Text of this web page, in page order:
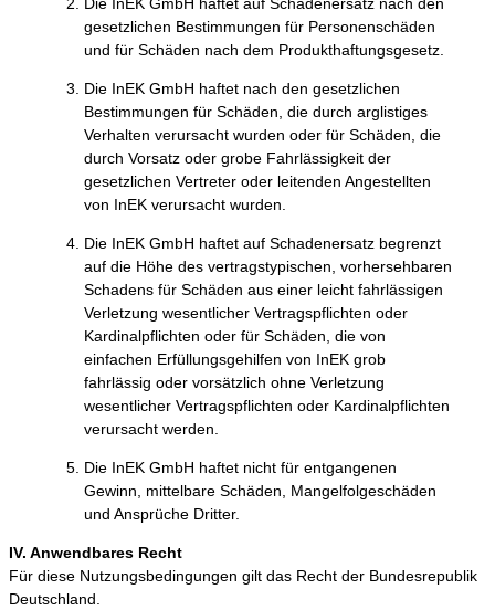
Die InEK GmbH haftet auf Schadenersatz nach den
gesetzlichen Bestimmungen für Personenschäden
und für Schäden nach dem Produkthaftungsgesetz.
Die InEK GmbH haftet nach den gesetzlichen
Bestimmungen für Schäden, die durch arglistiges
Verhalten verursacht wurden oder für Schäden, die
durch Vorsatz oder grobe Fahrlässigkeit der
gesetzlichen Vertreter oder leitenden Angestellten
von InEK verursacht wurden.
Die InEK GmbH haftet auf Schadenersatz begrenzt
auf die Höhe des vertragstypischen, vorhersehbaren
Schadens für Schäden aus einer leicht fahrlässigen
Verletzung wesentlicher Vertragspflichten oder
Kardinalpflichten oder für Schäden, die von
einfachen Erfüllungsgehilfen von InEK grob
fahrlässig oder vorsätzlich ohne Verletzung
wesentlicher Vertragspflichten oder Kardinalpflichten
verursacht werden.
Die InEK GmbH haftet nicht für entgangenen
Gewinn, mittelbare Schäden, Mangelfolgeschäden
und Ansprüche Dritter.
IV. Anwendbares Recht
Für diese Nutzungsbedingungen gilt das Recht der Bundesrepublik
Deutschland.